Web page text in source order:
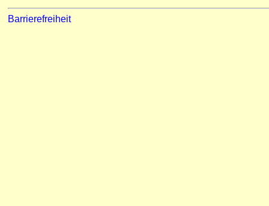
Barrierefreiheit